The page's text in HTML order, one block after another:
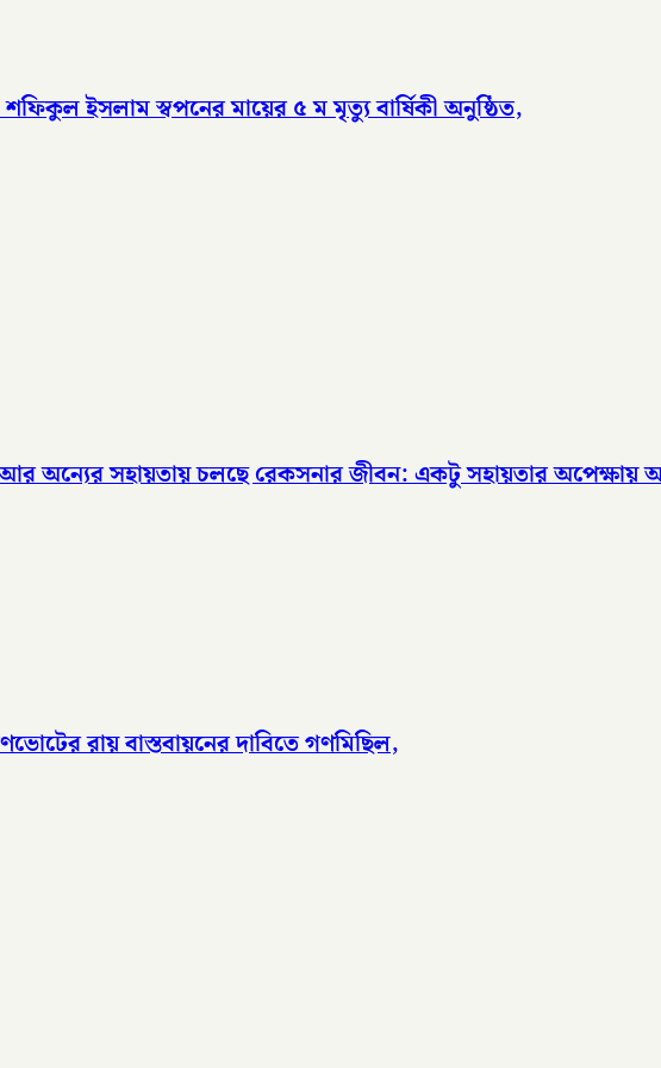
ইসলাম স্বপনের মায়ের ৫ ম মৃত্যু বার্ষিকী অনুষ্ঠিত,
আর অন্যের সহায়তায় চলছে রেকসনার জীবন: একটু সহায়তার অপেক্ষায়
রায় বাস্তবায়নের দাবিতে গণমিছিল,